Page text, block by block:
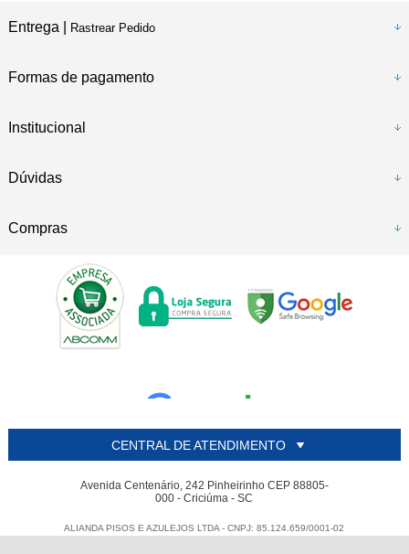
Entrega | Rastrear Pedido
Formas de pagamento
Institucional
Dúvidas
Compras
CENTRAL DE ATENDIMENTO
Avenida Centenário, 242 Pinheirinho CEP 88805-
000 - Criciúma - SC
ALIANDA PISOS E AZULEJOS LTDA - CNPJ: 85.124.659/0001-02